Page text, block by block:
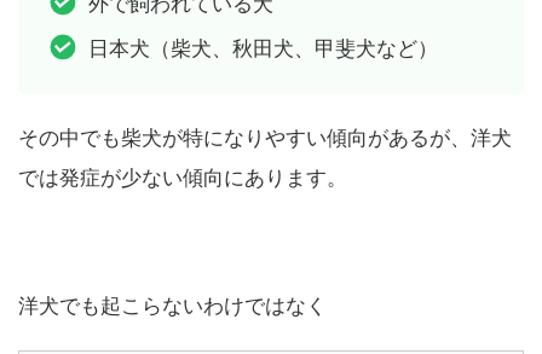
日本犬（柴犬、秋田犬、甲斐犬など）
その中でも柴犬が特になりやすい傾向があるが、洋犬
では発症が少ない傾向にあります。
洋犬でも起こらないわけではなく